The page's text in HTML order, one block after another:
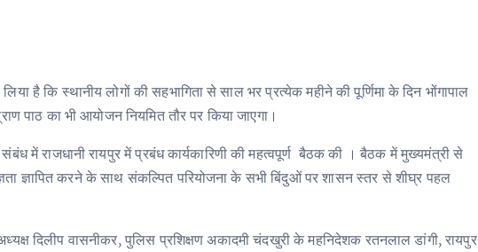
है कि स्थानीय लोगों की सहभागिता से साल भर प्रत्येक महीने की पूर्णिमा के दिन भोंगापाल
पाठ का भी आयोजन नियमित तौर पर किया जाएगा।
में राजधानी रायपुर में प्रबंध कार्यकारिणी की महत्वपूर्ण बैठक की । बैठक में मुख्यमंत्री से
ज्ञापित करने के साथ संकल्पित परियोजना के सभी बिंदुओं पर शासन स्तर से शीघ्र पहल
दिलीप वासनीकर, पुलिस प्रशिक्षण अकादमी चंदखुरी के महनिदेशक रतनलाल डांगी, रायपुर